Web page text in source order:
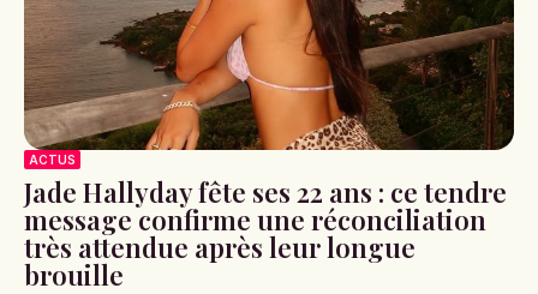
ACTUS
Jade Hallyday fête ses 22 ans : ce tendre
message confirme une réconciliation
très attendue après leur longue
brouille